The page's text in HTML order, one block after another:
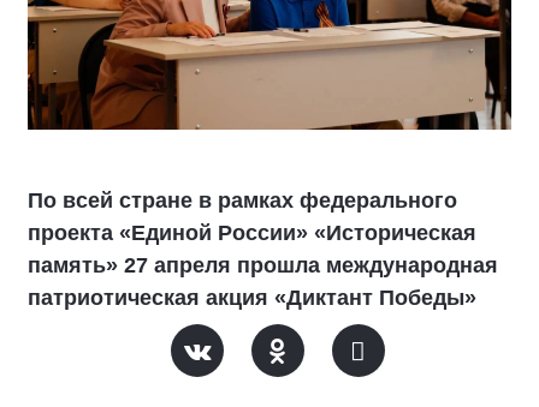
По всей стране в рамках федерального
проекта «Единой России» «Историческая
память» 27 апреля прошла международная
патриотическая акция «Диктант Победы»